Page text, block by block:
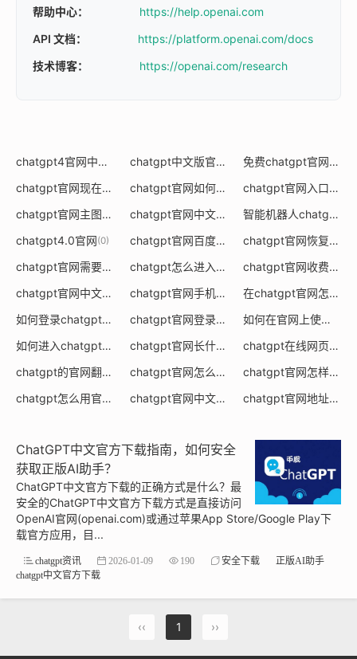
帮助中心：
https://help.openai.com
API 文档：
https://platform.openai.com/docs
技术博客：
https://openai.com/research
chatgpt4官网中文版 (0) chatgpt中文版官网版 (0)
免费chatgpt官网中文版
chatgpt官网现在可以注册了吗
(0) chatgpt官网如何下载 (1)
chatgpt官网入口是什么版本
chatgpt官网主图
(0) chatgpt官网中文正版最新版 (0)
智能机器人chatgpt官网
chatgpt4.0官网(0) chatgpt官网百度
(0) chatgpt官网恢复了么
chatgpt官网需要下载吗 (0) chatgpt怎么进入网页版官网 (0) chatgpt官网收费吗
chatgpt官网中文版怎么下载安装 (0) chatgpt官网手机可以登录吗 (0)
在chatgpt官网怎么设置中文
如何登录chatgpt官网主页
(0) chatgpt官网登录方式 (0)
如何在官网上使用chatgpt
如何进入chatgpt官网注册账号
(0) chatgpt官网长什么样 (0)
chatgpt在线网页版官网
chatgpt的官网翻译成中文
(0) chatgpt官网怎么操作进入 (0) chatgpt官网怎样下载
chatgpt怎么用官网版 (0) chatgpt官网中文版登录 (0) chatgpt官网地址是多少
ChatGPT中文官方下载指南，如何安全
获取正版AI助手？
ChatGPT中文官方下载的正确方式是什么？最
安全的ChatGPT中文官方下载方式是直接访问
OpenAI官网(openai.com)或通过苹果App Store/Google Play下
载官方应用，目...
chatgpt资讯 2026-01-09 190 安全下载
正版AI助手
chatgpt中文官方下载
‹‹ 1 ››